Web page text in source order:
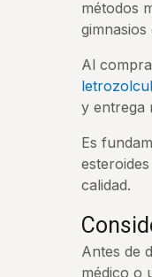
métodos
Al
y entrega
Es
calidad.
Antes de
médico o